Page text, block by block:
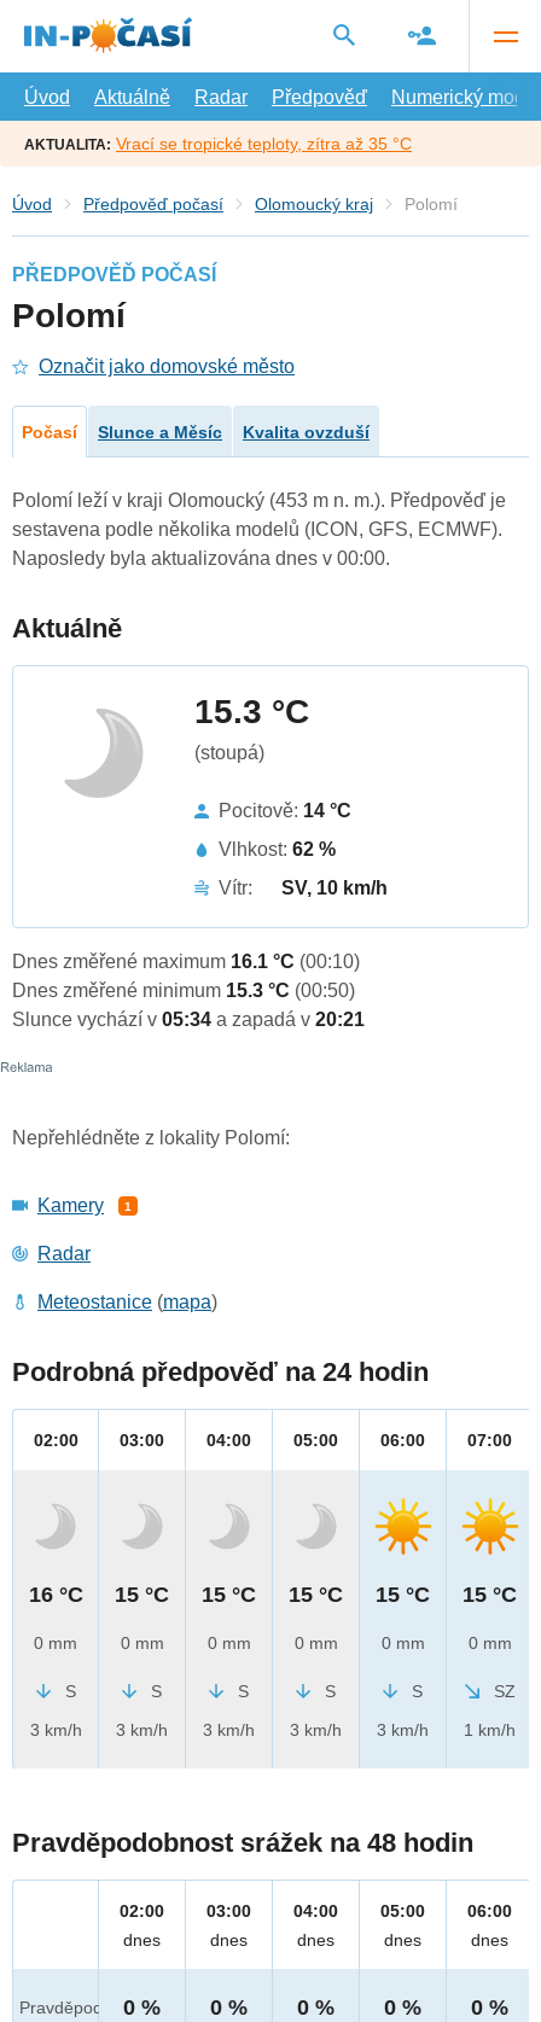
hlavní
Úvod
Aktuálně Radar Předpověď Numerický model
AKTUALITA: Vrací se tropické teploty, zítra až 35 °C
Úvod Předpověď počasí Olomoucký kraj Polomí
PŘEDPOVĚĎ POČASÍ
Polomí
Označit jako domovské město
Počasí Slunce a Měsíc Kvalita ovzduší
Polomí leží v kraji Olomoucký (453 m n. m.). Předpověď je
sestavena podle několika modelů (ICON, GFS, ECMWF).
Naposledy byla aktualizována dnes v 00:00.
Aktuálně
15.3 °C
(stoupá)
Pocitově: 14 °C
Vlhkost: 62 %
Vítr:
SV, 10 km/h
Dnes změřené maximum 16.1 °C (00:10)
Dnes změřené minimum 15.3 °C (00:50)
Slunce vychází v 05:34 a zapadá v 20:21
Nepřehlédněte z lokality Polomí:
Kamery 1
Radar
Meteostanice (mapa)
Podrobná předpověď na 24 hodin
02:00
16 °C
0 mm
S
3 km/h
03:00
15 °C
0 mm
S
3 km/h
04:00
15 °C
0 mm
S
3 km/h
05:00
15 °C
0 mm
S
3 km/h
06:00
15 °C
0 mm
S
3 km/h
07:00
15 °C
0 mm
SZ
1 km/h
Pravděpodobnost srážek na 48 hodin
Pravděpod.
02:00
dnes
0 %
03:00
dnes
0 %
04:00
dnes
0 %
05:00
dnes
0 %
06:00
dnes
0 %